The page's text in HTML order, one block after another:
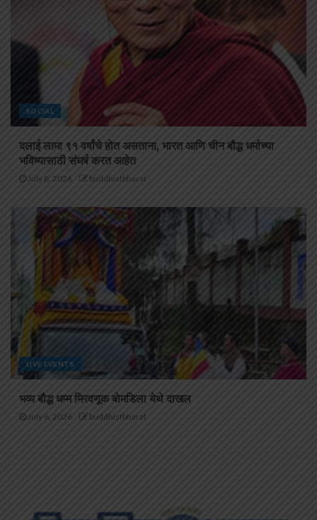
SOCIAL
दलाई लामा ९१ वर्षांचे होत असताना, भारत आणि चीन बौद्ध धर्माच्या
भविष्यासाठी संघर्ष करत आहेत
July 8, 2026 buddhistbharat
LIVE EVENTS
भव्य बौद्ध धम्म मिरवणूक बोमडिला येथे दाखल
July 6, 2026 buddhistbharat